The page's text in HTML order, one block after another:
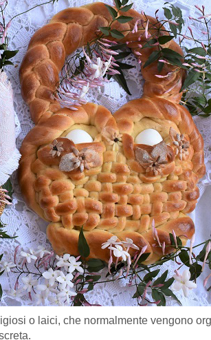
o laici, che normalmente vengono